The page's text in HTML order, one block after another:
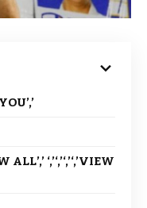
ALL’,’ ‘,’‘,’‘,’‘,’VIEW